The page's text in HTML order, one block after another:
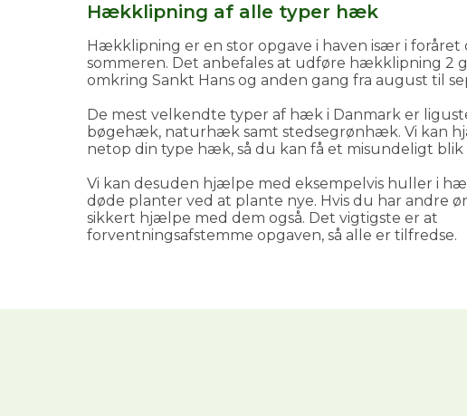
Hækklipning af alle typer hæk
Hækklipning er en stor opgave i haven især i foråret
sommeren. Det anbefales at udføre hækklipning 2
omkring Sankt Hans og anden gang fra august til
De mest velkendte typer af hæk i Danmark er
bøgehæk, naturhæk samt stedsegrønhæk. Vi kan
netop din type hæk, så du kan få et misundeligt blik
Vi kan desuden hjælpe med eksempelvis huller i
døde planter ved at plante nye. Hvis du har andre
sikkert hjælpe med dem også. Det vigtigste er at
forventningsafstemme opgaven, så alle er tilfredse.